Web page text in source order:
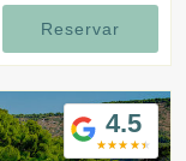
Reservar
4.5